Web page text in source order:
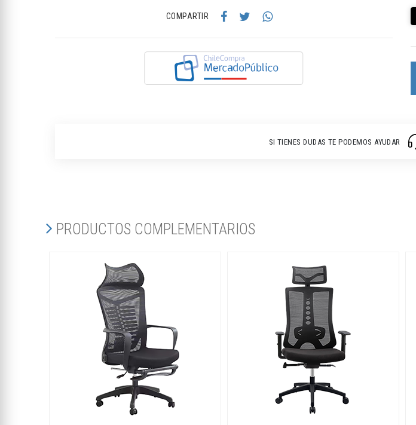
COMPARTIR
SI TIENES DUDAS TE PODEMOS AYUDAR
PRODUCTOS COMPLEMENTARIOS